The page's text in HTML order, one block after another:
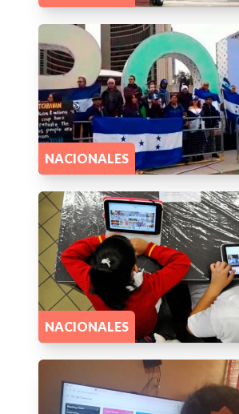
NACIONALES
NACIONALES